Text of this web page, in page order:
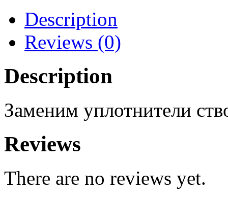
Description
Reviews (0)
Description
Заменим уплотнители
Reviews
There are no reviews yet.